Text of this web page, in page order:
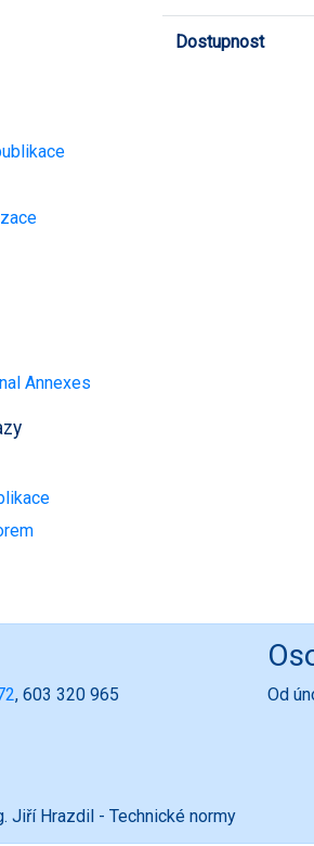
Annexes
Dostupnost
, 603 320 965
Od
Jiří Hrazdil - Technické normy